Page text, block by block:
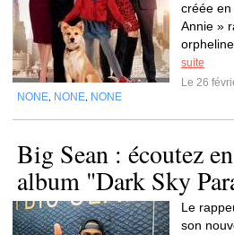
créée en
Annie »
suite
Le 26
NONE NONE NONE
Big Sean : écoutez
album "Dark Sky
Le
son